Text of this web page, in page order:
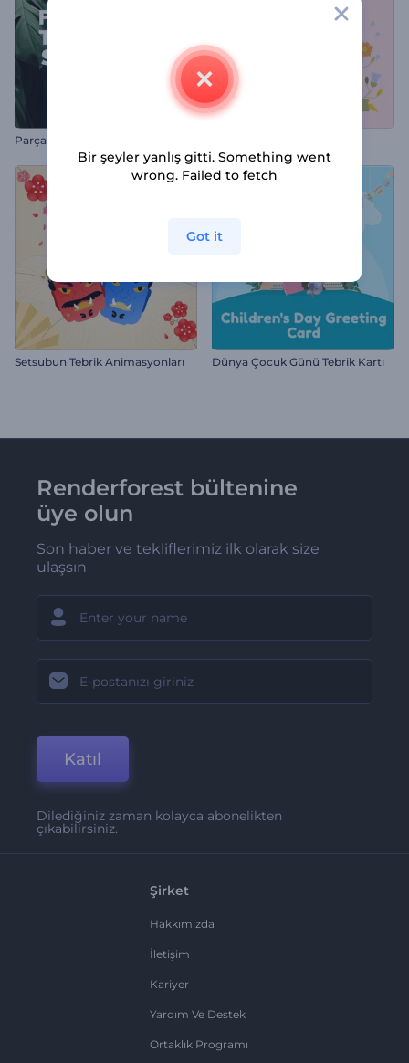
Parçalı Geçişler Slayt Gösterisi
Setsubun Tebrik Animasyonları Dünya Çocuk Günü Tebrik Kartı
Renderforest bültenine
üye olun
Son haber ve tekliflerimiz ilk olarak size
ulaşsın
Katıl
Dilediğiniz zaman kolayca abonelikten
çıkabilirsiniz.
Şirket
Hakkımızda
İletişim
Kariyer
Yardım Ve Destek
Ortaklık Programı
Bir şeyler yanlış gitti. Something went
wrong. Failed to fetch
Got it